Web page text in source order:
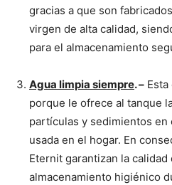
gracias a que son
virgen de alta calidad,
para el almacenamiento
Agua limpia siempre. –
porque le ofrece al tanque
partículas y sedimientos en
usada en el hogar. En
Eternit garantizan la
almacenamiento higiénico